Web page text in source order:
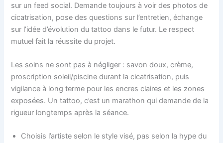
sur un feed social. Demande toujours à voir des photos de
cicatrisation, pose des questions sur l’entretien, échange
sur l’idée d’évolution du tattoo dans le futur. Le respect
mutuel fait la réussite du projet.
Les soins ne sont pas à négliger : savon doux, crème,
proscription soleil/piscine durant la cicatrisation, puis
vigilance à long terme pour les encres claires et les zones
exposées. Un tattoo, c’est un marathon qui demande de la
rigueur longtemps après la séance.
Choisis l’artiste selon le style visé, pas selon la hype du